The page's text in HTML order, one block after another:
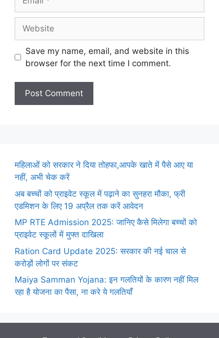
Save my name, email, and website in this
browser for the next time I comment.
महिलाओं को सरकार ने दिया तोहफा,आपके खाते में पैसे आए या
नहीं, अभी चेक करें
अब बच्चों को प्राइवेट स्कूल में पढ़ाने का सुनहरा मौका, फ्री
एडमिशन के लिए 19 अप्रैल तक करें आवेदन
MP RTE Admission 2025: जानिए कैसे मिलेगा बच्चों को
प्राइवेट स्कूलों में मुफ्त दाखिला
Ration Card Update 2025: सरकार की नई चाल से
करोड़ों लोगों पर संकट
Maiya Samman Yojana: इन गलतियों के कारण नहीं मिल
रहा है योजना का पैसा, ना करे ये गलतियाँ